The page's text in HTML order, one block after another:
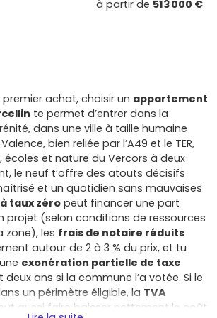
à partir de 513 000 €
achat, choisir un appartement
te permet d’entrer dans la
dans une ville à taille humaine
bien reliée par l’A49 et le TER,
et nature du Vercors à deux
le neuf t’offre des atouts décisifs
et un quotidien sans mauvaises
taux zéro peut financer une part
projet (selon conditions de ressources
zone), les frais de notaire réduits
autour de 2 à 3 % du prix, et tu
exonération partielle de taxe
ans si la commune l’a votée. Si le
un périmètre éligible, la TVA
aussi faire baisser nettement le coût